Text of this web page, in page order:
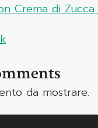
Crema di
da mostrare.